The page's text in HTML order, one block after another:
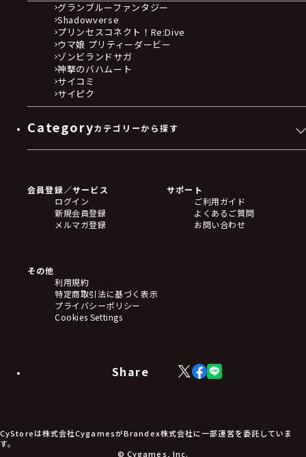
グランブルーファンタジー
Shadowverse
プリンセスコネクト！Re:Dive
ウマ娘 プリティーダービー
ゾンビランドサガ
神撃のバハムート
サイコミ
サイピク
Categoryカテゴリーから探す
フィギュア
アクリルスタンド
バッジ
キーホルダー・ストラップ
ステッカー・シール・カード
タペストリー・ポスター
アームサポーター
ブレードホルダー
食品・飲料品
アパレル小物
アクセサリー
会員登録／サービス
ログイン
新規会員登録
メルマガ登録
サポート
ご利用ガイド
よくあるご質問
お問い合わせ
その他
利用規約
特定商取引法に基づく表示
プライバシーポリシー
Cookies Settings
Share
X
(Twitter)
Facebook
LINE
CyStoreは株式会社CygamesがBrandex株式会社に一部運営を委託していま
す。
© Cygames, Inc.